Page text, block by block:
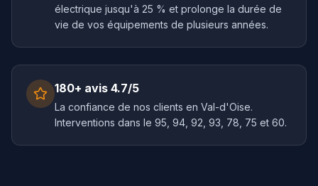
électrique jusqu'à 25 % et prolonge la durée de
vie de vos équipements de plusieurs années.
180+ avis 4.7/5
La confiance de nos clients en Val-d'Oise.
Interventions dans le 95, 94, 92, 93, 78, 75 et 60.